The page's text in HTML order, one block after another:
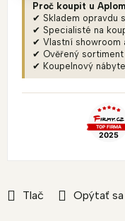
Tlač Opýtať sa
Proč koupit u
✔ Skladem opravdu
✔ Specialisté na
✔ Vlastní showroom
✔ Ověřený sortiment
✔ Koupelnový